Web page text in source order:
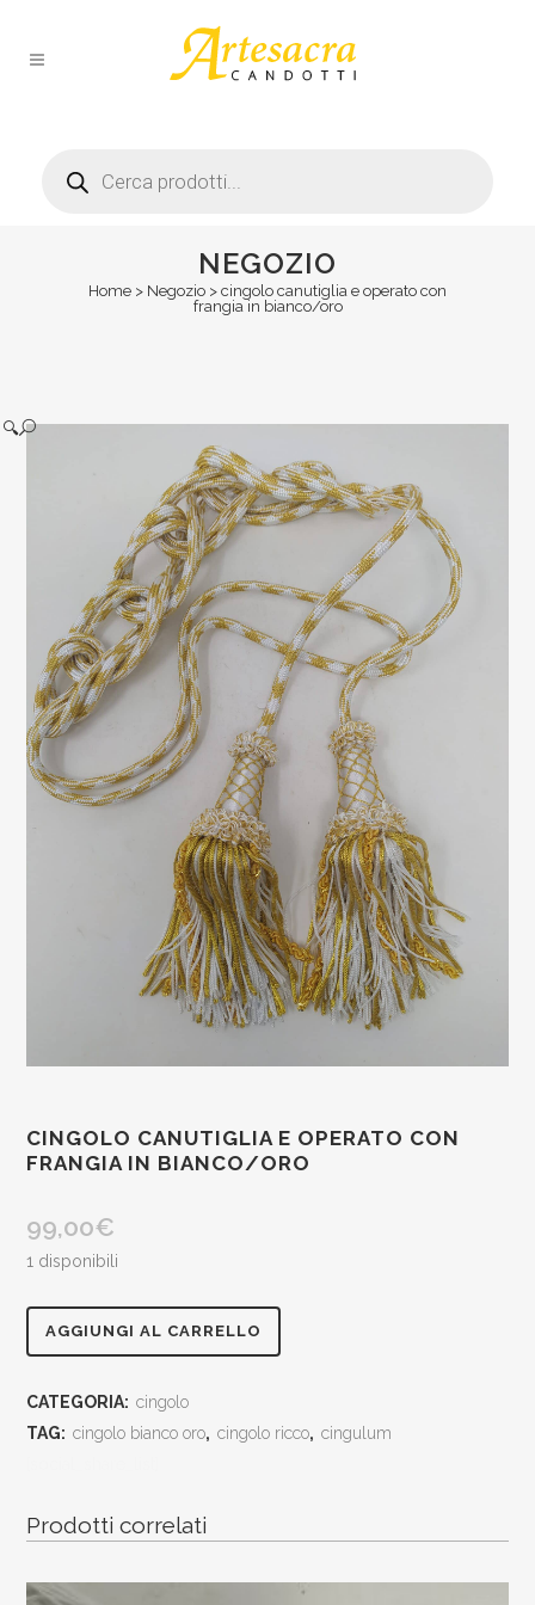
search
NEGOZIO
Home > Negozio > cingolo canutiglia e operato con
frangia in bianco/oro
🔍
CINGOLO CANUTIGLIA E OPERATO CON
FRANGIA IN BIANCO/ORO
99,00€
1 disponibili
cingolo
in
AGGIUNGI AL CARRELLO
CATEGORIA: cingolo
TAG: cingolo bianco oro, cingolo ricco, cingulum
Prodotti correlati